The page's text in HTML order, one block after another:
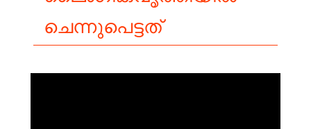
ചെന്നുപെട്ടത്